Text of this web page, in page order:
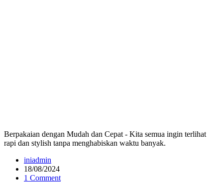
Berpakaian dengan Mudah dan Cepat - Kita semua ingin terlihat
rapi dan stylish tanpa menghabiskan waktu banyak.
iniadmin
18/08/2024
1 Comment